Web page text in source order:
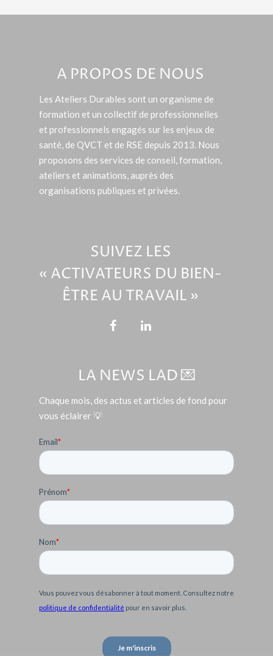
A PROPOS DE NOUS
Les Ateliers Durables sont un organisme de
formation et un collectif de professionnelles
et professionnels engagés sur les enjeux de
santé, de QVCT et de RSE depuis 2013. Nous
proposons des services de conseil, formation,
ateliers et animations, auprès des
organisations publiques et privées.
SUIVEZ LES
« ACTIVATEURS DU BIEN-
ÊTRE AU TRAVAIL »
LA NEWS LAD 💌
Chaque mois, des actus et articles de fond pour
vous éclairer 💡